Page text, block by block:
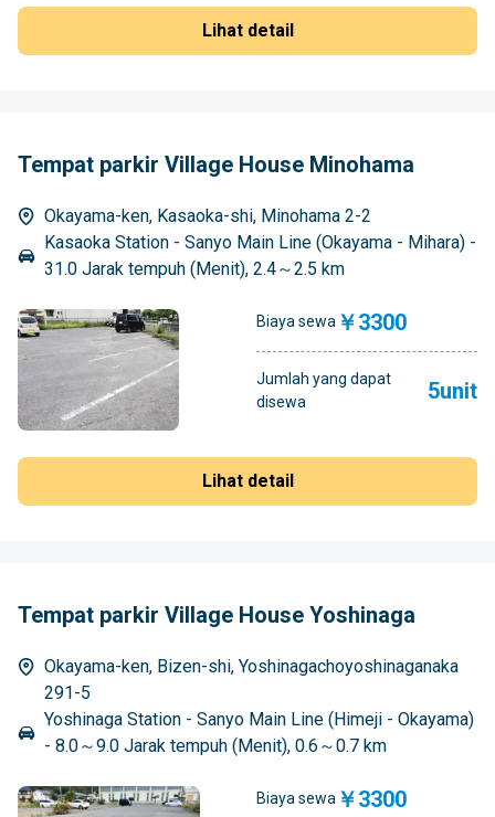
Lihat detail
Tempat parkir Village House Minohama
Okayama-ken, Kasaoka-shi, Minohama 2-2
Kasaoka Station - Sanyo Main Line (Okayama - Mihara) -
31.0 Jarak tempuh (Menit), 2.4～2.5 km
Biaya sewa ￥3300
Jumlah yang dapat
disewa
5unit
Lihat detail
Tempat parkir Village House Yoshinaga
Okayama-ken, Bizen-shi, Yoshinagachoyoshinaganaka
291-5
Yoshinaga Station - Sanyo Main Line (Himeji - Okayama)
- 8.0～9.0 Jarak tempuh (Menit), 0.6～0.7 km
Biaya sewa ￥3300